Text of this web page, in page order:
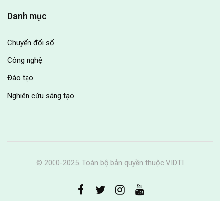
Danh mục
Chuyển đổi số
Công nghệ
Đào tạo
Nghiên cứu sáng tạo
© 2000-2025. Toàn bộ bản quyền thuộc VIDTI